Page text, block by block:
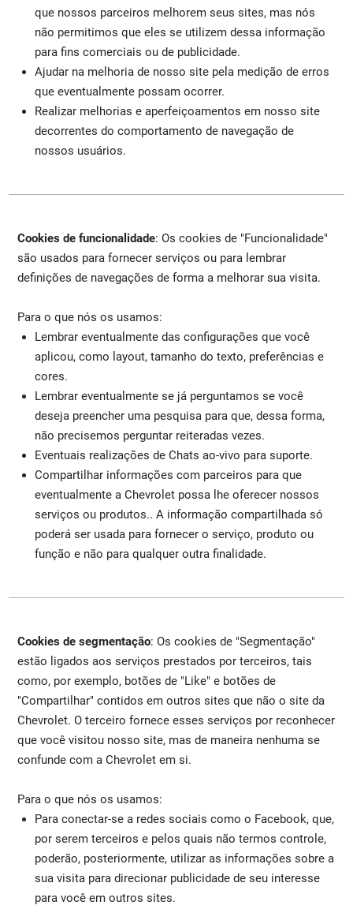
que nossos parceiros melhorem seus sites, mas nós
não permitimos que eles se utilizem dessa informação
para fins comerciais ou de publicidade.
Ajudar na melhoria de nosso site pela medição de erros
que eventualmente possam ocorrer.
Realizar melhorias e aperfeiçoamentos em nosso site
decorrentes do comportamento de navegação de
nossos usuários.
Cookies de funcionalidade: Os cookies de "Funcionalidade"
são usados para fornecer serviços ou para lembrar
definições de navegações de forma a melhorar sua visita.
Para o que nós os usamos:
Lembrar eventualmente das configurações que você
aplicou, como layout, tamanho do texto, preferências e
cores.
Lembrar eventualmente se já perguntamos se você
deseja preencher uma pesquisa para que, dessa forma,
não precisemos perguntar reiteradas vezes.
Eventuais realizações de Chats ao-vivo para suporte.
Compartilhar informações com parceiros para que
eventualmente a Chevrolet possa lhe oferecer nossos
serviços ou produtos.. A informação compartilhada só
poderá ser usada para fornecer o serviço, produto ou
função e não para qualquer outra finalidade.
Cookies de segmentação: Os cookies de "Segmentação"
estão ligados aos serviços prestados por terceiros, tais
como, por exemplo, botões de "Like" e botões de
"Compartilhar" contidos em outros sites que não o site da
Chevrolet. O terceiro fornece esses serviços por reconhecer
que você visitou nosso site, mas de maneira nenhuma se
confunde com a Chevrolet em si.
Para o que nós os usamos:
Para conectar-se a redes sociais como o Facebook, que,
por serem terceiros e pelos quais não termos controle,
poderão, posteriormente, utilizar as informações sobre a
sua visita para direcionar publicidade de seu interesse
para você em outros sites.